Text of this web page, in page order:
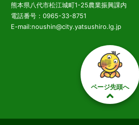
熊本県八代市松江城町1-25農業振興課内
電話番号：0965-33-8751
E-mail:noushin@city.yatsushiro.lg.jp
ページ先頭へ